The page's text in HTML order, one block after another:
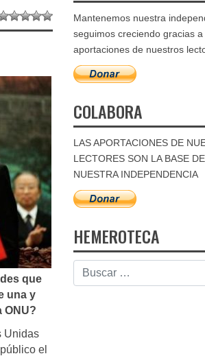
que
una y
ONU?
Unidas
el
Mantenemos nuestra
seguimos creciendo gracias a
aportaciones de nuestros
COLABORA
LAS APORTACIONES DE
LECTORES SON LA BASE DE
NUESTRA INDEPENDENCIA
HEMEROTECA